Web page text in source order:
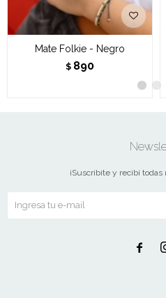
Mate Folkie - Negro
$ 890
¡Suscribite y recibí
